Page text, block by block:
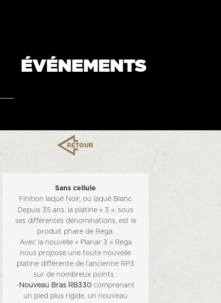
ÉVÉNEMENTS
Sans cellule
Finition laqué Noir, ou laqué Blanc
Depuis 35 ans, la platine « 3 », sous
ses différentes dénominations, est le
produit phare de Rega.
Avec la nouvelle « Planar 3 » Rega
nous propose une toute nouvelle
platine différente de l’ancienne RP3
sur de nombreux points :
- Nouveau Bras RB330 comprenant
un pied plus rigide, un nouveau